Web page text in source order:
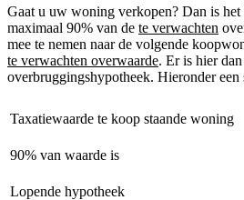
Gaat u uw woning verkopen? Dan is het
maximaal 90% van de te verwachten
mee te nemen naar de volgende
te verwachten overwaarde. Er is hier
overbruggingshypotheek. Hieronder
Taxatiewaarde te koop staande woning
90% van waarde is
Lopende hypotheek